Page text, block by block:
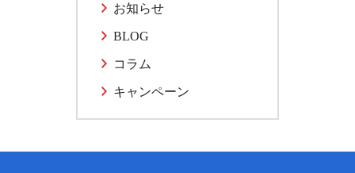
お知らせ
BLOG
コラム
キャンペーン